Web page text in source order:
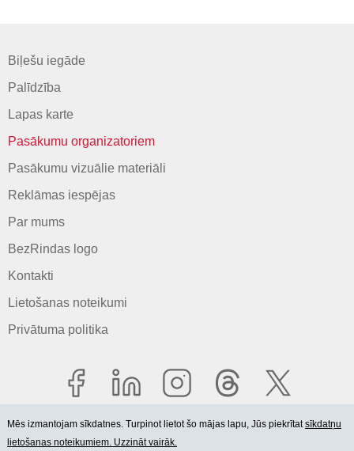
Biļešu iegāde
Palīdzība
Lapas karte
Pasākumu organizatoriem
Pasākumu vizuālie materiāli
Reklāmas iespējas
Par mums
BezRindas logo
Kontakti
Lietošanas noteikumi
Privātuma politika
Mēs izmantojam sīkdatnes. Turpinot lietot šo mājas lapu, Jūs piekrītatsīkdatņu
lietošanas noteikumiem. Uzzināt vairāk.